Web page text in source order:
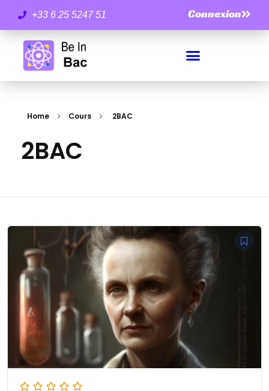
+33 6 25 5247 51 Connexion
Home Cours 2BAC
2BAC